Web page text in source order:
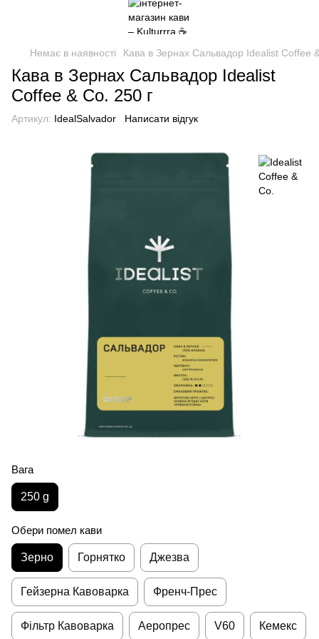
Немає в наявності Кава в Зернах Сальвадор Idealist Coffee
Кава в Зернах Сальвадор Idealist
Coffee & Co. 250 г
Артикул: IdealSalvador Написати відгук
Вага
250 g
Обери помел кави
Зерно Горнятко Джезва
Гейзерна Кавоварка Френч-Прес
Фільтр Кавоварка Аеропрес V60 Кемекс